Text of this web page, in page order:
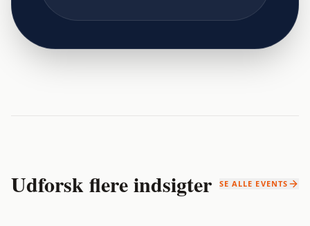
Udforsk flere indsigter SE ALLE EVENTS